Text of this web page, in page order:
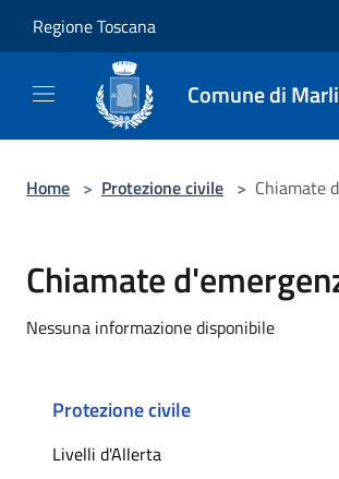
Regione Toscana
Comune di
Home > Protezione civile > Chiamate
Chiamate
Nessuna informazione disponibile
Protezione civile
Livelli d'Allerta